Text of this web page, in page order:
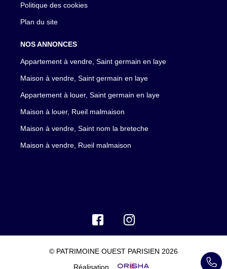
Politique des cookies
Plan du site
NOS ANNONCES
Appartement à vendre, Saint germain en laye
Maison à vendre, Saint germain en laye
Appartement à louer, Saint germain en laye
Maison à louer, Rueil malmaison
Maison à vendre, Saint nom la breteche
Maison à vendre, Rueil malmaison
© PATRIMOINE OUEST PARISIEN 2026
Réalisation